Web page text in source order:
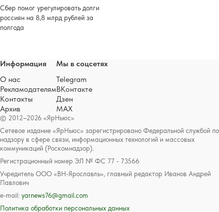
Сбер помог урегулировать долги
россиян на 8,8 млрд рублей за
полгода
© 2012–2026 «ЯрНьюс»
Сетевое издание «ЯрНьюс» зарегистрировано Федеральной службой по
надзору в сфере связи, информационных технологий и массовых
коммуникаций (Роскомнадзор).
Регистрационный номер ЭЛ № ФС 77 - 73566
Учредитель ООО «ВН-Ярославль», главный редактор Иванов Андрей
Павлович
e-mail: yarnews76@gmail.com
Политика обработки персональных данных
Информация
О нас
Рекламодателям
Контакты
Архив
Мы в соцсетях
Telegram
ВКонтакте
Дзен
MAX